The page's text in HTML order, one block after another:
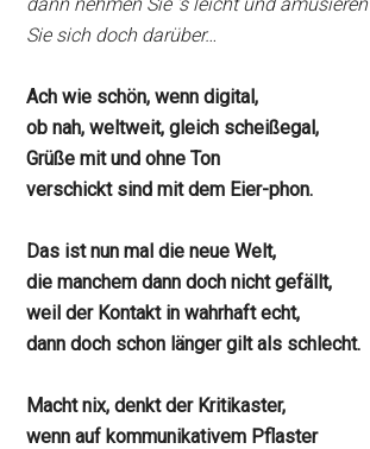
Sie sich doch darüber…
Ach wie schön, wenn digital,
ob nah, weltweit, gleich scheißegal,
Grüße mit und ohne Ton
verschickt sind mit dem Eier-phon.
Das ist nun mal die neue Welt,
die manchem dann doch nicht gefällt,
weil der Kontakt in wahrhaft echt,
dann doch schon länger gilt als schlecht.
Macht nix, denkt der Kritikaster,
wenn auf kommunikativem Pflaster